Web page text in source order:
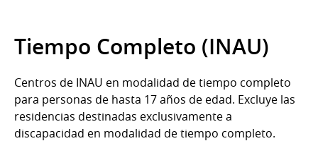
Tiempo Completo (INAU)
Centros de INAU en modalidad de tiempo completo
para personas de hasta 17 años de edad. Excluye las
residencias destinadas exclusivamente a
discapacidad en modalidad de tiempo completo.